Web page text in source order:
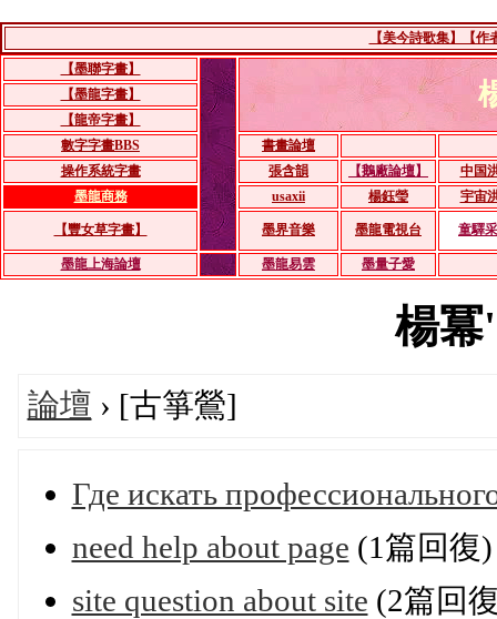
【美今詩歌集】【作
【墨聯字畫】
【墨龍字畫】
【龍帝字畫】
數字字畫BBS
書畫論壇
操作系統字畫
張含韻 【鵝廠論壇】
中国
墨龍商務
usaxii 楊鈺瑩 宇宙
【豐女草字畫】 墨界音樂 墨龍電視台 童驛
墨龍上海論壇 墨龍易雲 墨量子愛
楊冪
論壇 › [古箏鶯]
Где искать
need help about page (1篇回復)
site question about site (2篇回